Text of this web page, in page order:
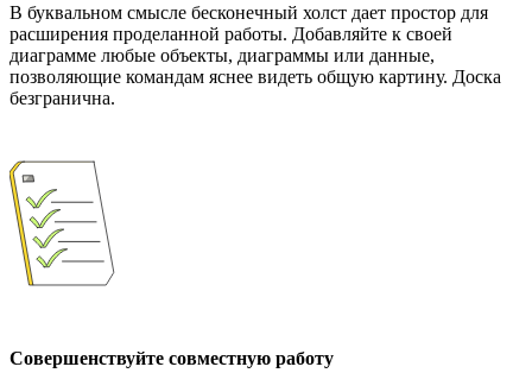
В буквальном смысле бесконечный холст дает простор для
расширения проделанной работы. Добавляйте к своей
диаграмме любые объекты, диаграммы или данные,
позволяющие командам яснее видеть общую картину. Доска
безгранична.
Совершенствуйте совместную работу